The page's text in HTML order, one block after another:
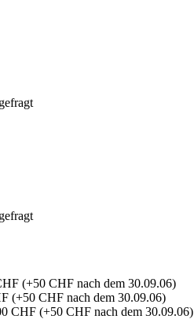
(+50 CHF nach dem 30.09.06)
(+50 CHF nach dem 30.09.06)
CHF (+50 CHF nach dem 30.09.06)